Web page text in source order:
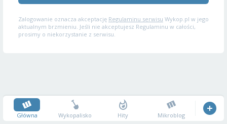
Zalogowanie oznacza akceptację Regulaminu serwisu Wykop.pl w jego
aktualnym brzmieniu. Jeśli nie akceptujesz Regulaminu w całości,
prosimy o niekorzystanie z serwisu.
Główna Wykopalisko Hity Mikroblog